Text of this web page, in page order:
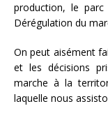
production, le
Dérégulation du
On peut aisément
et les décisions
marche à la
laquelle nous